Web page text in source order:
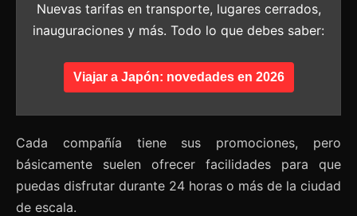
Nuevas tarifas en transporte, lugares cerrados,
inauguraciones y más. Todo lo que debes saber:
Viajar a Japón: novedades en 2026
Cada compañía tiene sus promociones, pero
básicamente suelen ofrecer facilidades para que
puedas disfrutar durante 24 horas o más de la ciudad
de escala.